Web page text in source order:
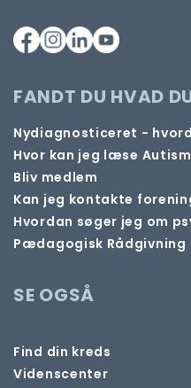
FANDT DU HVAD
Nydiagnosticeret -
Hvor kan jeg læse
Bliv medlem
Kan jeg kontakte
Hvordan søger jeg om
Pædagogisk Rådgivning
SE OGSÅ
Find din kreds
Videnscenter